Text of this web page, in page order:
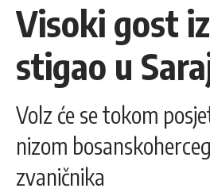
Visoki gost
stigao u
Volz će se tokom
nizom
zvaničnika